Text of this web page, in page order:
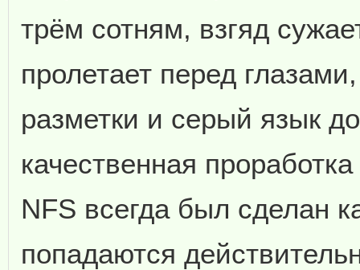
трём сотням, взгяд
пролетает перед
разметки и серый язык
качественная
NFS всегда был сделан
попадаются